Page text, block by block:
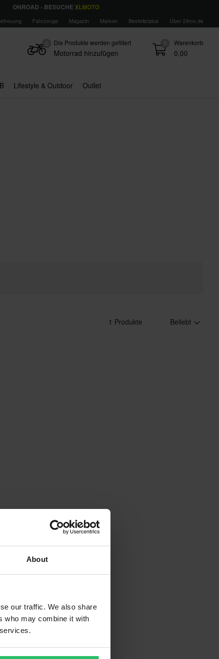
About
our traffic. We also share
who may combine it with
ONROAD - BESUCHE XLMOTO
Fahrzeuge Magazin Marken Bestellstatus Über 24mx.de
0 Warenkorb
0,00
Die Produkte werden gefiltert
Motorrad hinzufügen
Lifestyle & Outdoor Outlet
1 Produkte Beliebt